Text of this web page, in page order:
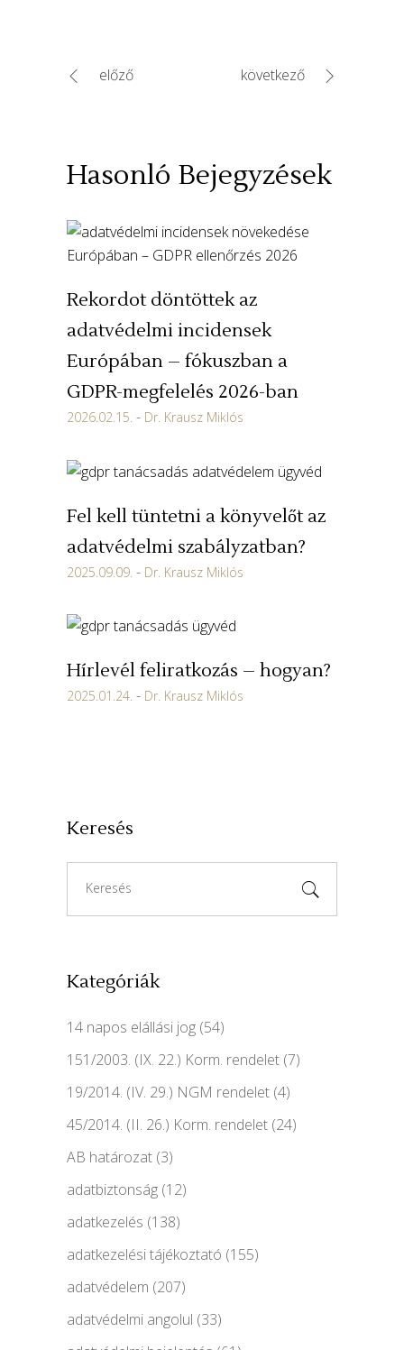
előző következő
Hasonló Bejegyzések
Rekordot döntöttek az
adatvédelmi incidensek
Európában – fókuszban a
GDPR-megfelelés 2026-ban
2026.02.15. Dr. Krausz Miklós
Fel kell tüntetni a könyvelőt az
adatvédelmi szabályzatban?
2025.09.09. Dr. Krausz Miklós
Hírlevél feliratkozás – hogyan?
2025.01.24. Dr. Krausz Miklós
Keresés
for:
Kategóriák
14 napos elállási jog (54)
151/2003. (IX. 22.) Korm. rendelet (7)
19/2014. (IV. 29.) NGM rendelet (4)
45/2014. (II. 26.) Korm. rendelet (24)
AB határozat (3)
adatbiztonság (12)
adatkezelés (138)
adatkezelési tájékoztató (155)
adatvédelem (207)
adatvédelmi angolul (33)